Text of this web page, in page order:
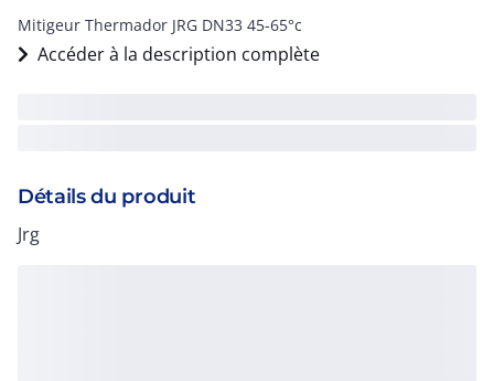
Mitigeur Thermador JRG DN33 45-65°c
Accéder à la description complète
Détails du produit
Jrg